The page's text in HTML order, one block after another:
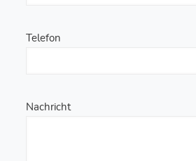
Telefon
Nachricht